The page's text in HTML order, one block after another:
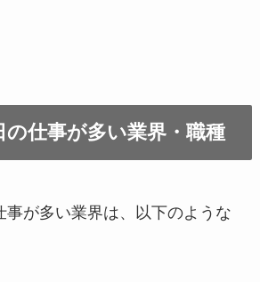
の仕事が多い業界・職種
事が多い業界は、以下のような